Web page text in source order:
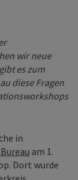
wir neue
es zum
diese Fragen
in
am 1.
Dort wurde